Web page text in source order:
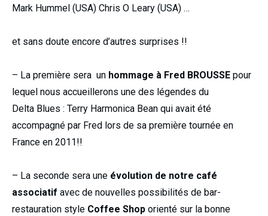
Mark Hummel (USA) Chris O Leary (USA) …
et sans doute encore d’autres surprises !!
– La première sera un hommage à Fred BROUSSE pour
lequel nous accueillerons une des légendes du
Delta Blues : Terry Harmonica Bean qui avait été
accompagné par Fred lors de sa première tournée en
France en 2011!!
– La seconde sera une évolution de notre café
associatif avec de nouvelles possibilités de bar-
restauration style Coffee Shop orienté sur la bonne